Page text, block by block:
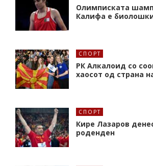
Олимписката
Калифa е
СПОРТ
РК Алкалоид со
хаосот од страна
СПОРТ
Кире Лазаров
роденден